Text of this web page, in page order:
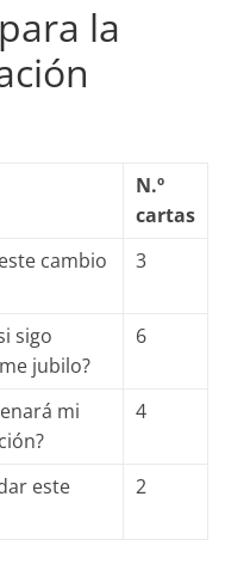
la
N.º
cartas
cambio
3
sigo
jubilo?
6
mi
4
este
2